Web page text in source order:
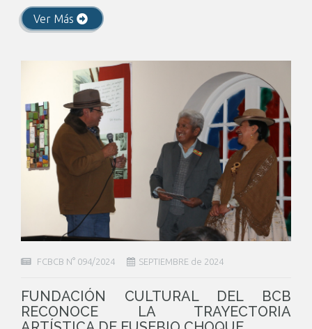
Ver Más
FCBCB N° 094/2024 SEPTIEMBRE de 2024
FUNDACIÓN CULTURAL DEL BCB
RECONOCE LA TRAYECTORIA